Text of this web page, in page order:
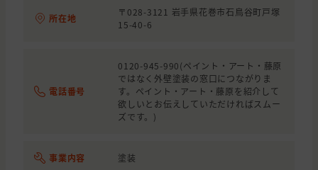
所在地
〒028-3121 岩手県花巻市石鳥谷町戸塚
15-40-6
電話番号
0120-945-990(ペイント・アート・藤原
ではなく外壁塗装の窓口につながりま
す。ペイント・アート・藤原を紹介して
欲しいとお伝えしていただければスムー
ズです。)
事業内容 塗装